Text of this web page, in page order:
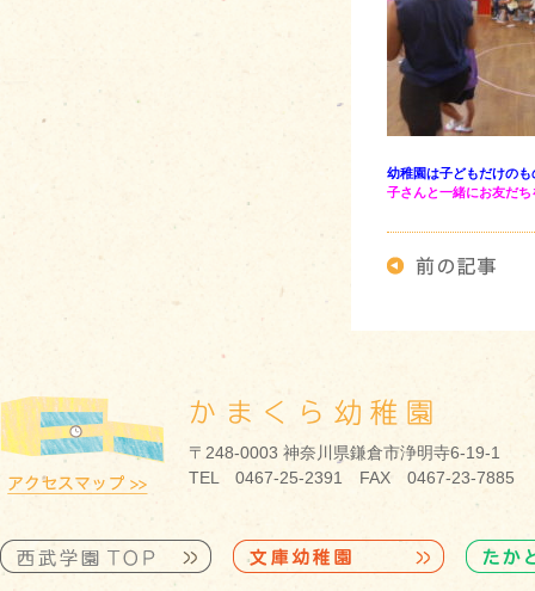
幼稚園は子どもだけの
子さんと一緒にお友だ
〒248-0003 神奈川県鎌倉市浄明寺6-19-1
TEL 0467-25-2391 FAX 0467-23-7885